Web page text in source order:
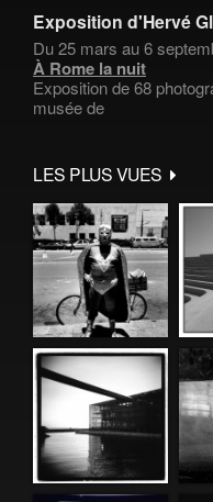
Exposition d'Hervé
Du 25 mars au 6
À Rome la nuit
Exposition de 68
musée de
LES PLUS VUES